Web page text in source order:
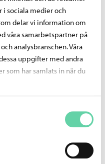
i sociala medier och
delar vi information om
våra samarbetspartner på
analysbranschen. Våra
uppgifter med andra
som har samlats in när du
på
inleds den 29
på grund av